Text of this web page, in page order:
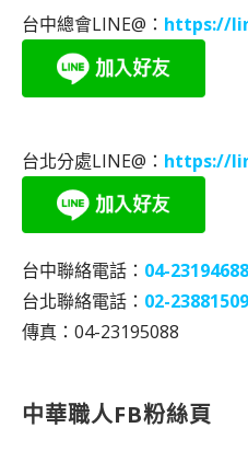
台中總會LINE@： https://
台北分處LINE@： https://
台中聯絡電話： 04-23194688
台北聯絡電話： 02-23881509
傳真：04-23195088
中華職人FB粉絲頁